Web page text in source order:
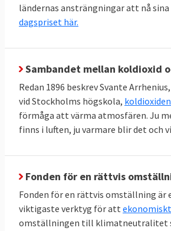
ländernas ansträngningar att nå
dagspriset här.
Sambandet mellan koldioxid
Redan 1896 beskrev Svante
vid Stockholms högskola,
förmåga att värma atmosfären. Ju
finns i luften, ju varmare blir det och
Fonden för en rättvis
Fonden för en rättvis omställning är
viktigaste verktyg för att
omställningen till klimatneutralitet